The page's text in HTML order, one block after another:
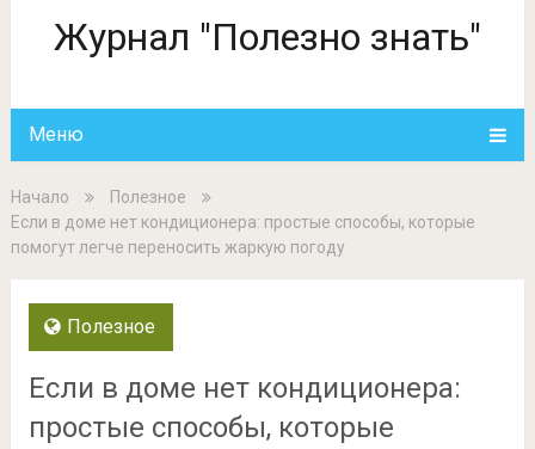
Журнал "Полезно знать"
Меню
Начало
Полезное
Если в доме нет кондиционера: простые способы, которые
помогут легче переносить жаркую погоду
Полезное
Если в доме нет кондиционера:
простые способы, которые